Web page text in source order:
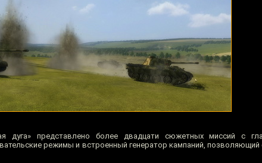
дуга» представлено более двадцати сюжетных миссий с
режимы и встроенный генератор кампаний,